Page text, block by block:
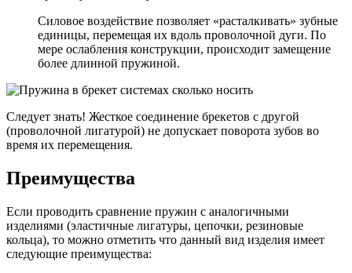
Силовое воздействие позволяет «расталкивать» зубные
единицы, перемещая их вдоль проволочной дуги. По
мере ослабления конструкции, происходит замещение
более длинной пружиной.
Следует знать! Жесткое соединение брекетов с другой
(проволочной лигатурой) не допускает поворота зубов во
время их перемещения.
Преимущества
Если проводить сравнение пружин с аналогичными
изделиями (эластичные лигатуры, цепочки, резиновые
кольца), то можно отметить что данный вид изделия имеет
следующие преимущества: